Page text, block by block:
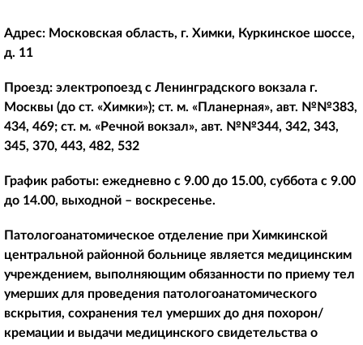
Адрес: Московская область, г. Химки, Куркинское шоссе,
д. 11
Проезд: электропоезд с Ленинградского вокзала г.
Москвы (до ст. «Химки»); ст. м. «Планерная», авт. №№383,
434, 469; ст. м. «Речной вокзал», авт. №№344, 342, 343,
345, 370, 443, 482, 532
График работы: ежедневно с 9.00 до 15.00, суббота с 9.00
до 14.00, выходной – воскресенье.
Патологоанатомическое отделение при Химкинской
центральной районной больнице является медицинским
учреждением, выполняющим обязанности по приему тел
умерших для проведения патологоанатомического
вскрытия, сохранения тел умерших до дня похорон/
кремации и выдачи медицинского свидетельства о